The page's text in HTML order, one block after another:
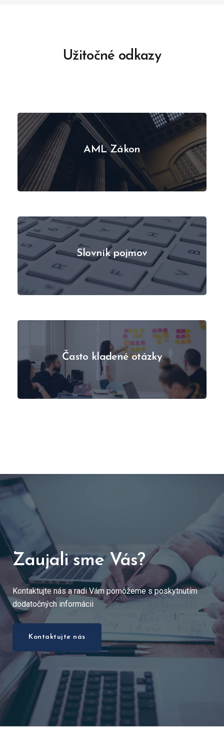
Užitočné odkazy
AML Zákon
Slovník pojmov
Často kladené otázky
Zaujali sme Vás?
Kontaktujte nás a radi Vám pomôžeme s poskytnutím
dodatočných informácii
Kontaktujte nás